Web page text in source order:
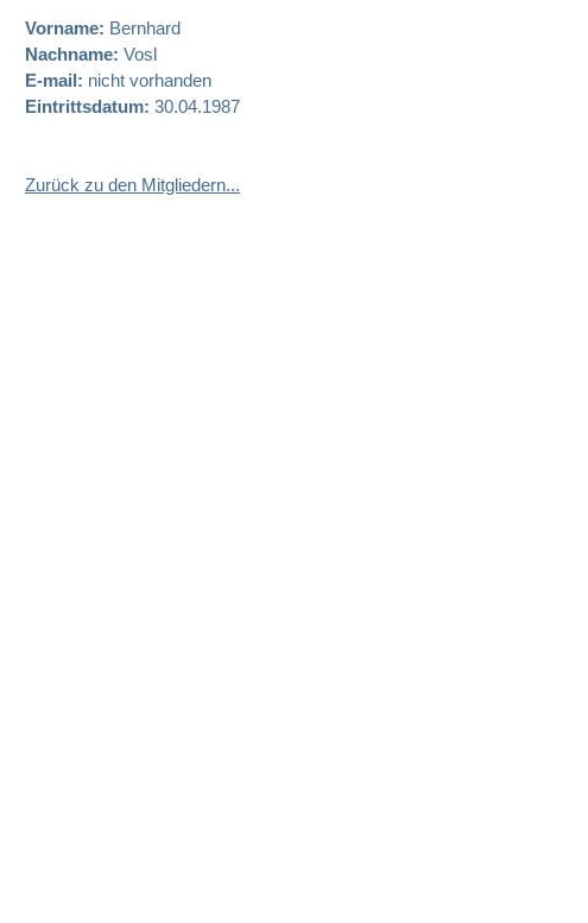
Vorname: Bernhard
Nachname: Vosl
E-mail: nicht vorhanden
Eintrittsdatum: 30.04.1987
Zurück zu den Mitgliedern...